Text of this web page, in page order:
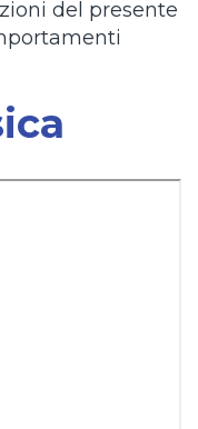
del presente